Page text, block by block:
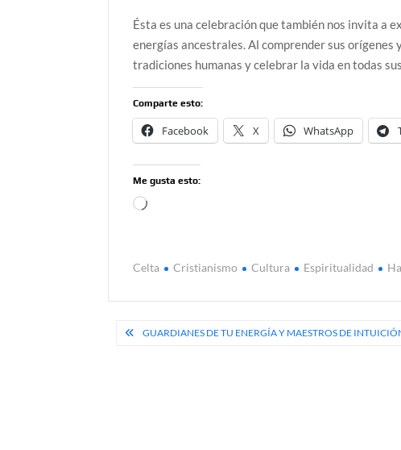
Ésta es una celebración que también nos invita a
energías ancestrales. Al comprender sus
tradiciones humanas y celebrar la vida en todas
Comparte esto:
Facebook X WhatsApp
Me gusta esto:
Cargando...
Celta Cristianismo Cultura Espiritualidad
Navegación
GUARDIANES DE TU ENERGÍA Y MAESTROS DE